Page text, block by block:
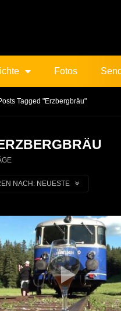
Fotos
Tagged "Erzbergbräu"
NACH: NEUESTE